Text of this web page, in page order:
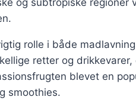
rolle i både
retter og
blevet en
smoothies.